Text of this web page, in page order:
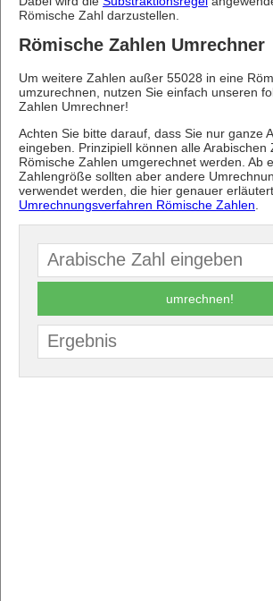
Römische Zahl darzustellen.
Römische Zahlen Umrechner
Um weitere Zahlen außer 55028 in eine
umzurechnen, nutzen Sie einfach unseren
Zahlen Umrechner!
Achten Sie bitte darauf, dass Sie nur ganze
eingeben. Prinzipiell können alle Arabischen
Römische Zahlen umgerechnet werden. Ab
Zahlengröße sollten aber andere
verwendet werden, die hier genauer
Umrechnungsverfahren Römische Zahlen
umrechnen!